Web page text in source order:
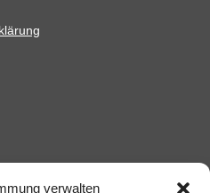
verwalten